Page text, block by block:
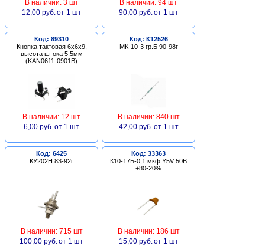
В наличии: 3 шт
12,00 руб. от 1 шт
В наличии: 94 шт
90,00 руб. от 1 шт
Код: 89310
Кнопка тактовая 6х6х9,
высота штока 5,5мм
(KAN0611-0901B)
В наличии: 12 шт
6,00 руб. от 1 шт
Код: К12526
МК-10-3 гр.Б 90-98г
В наличии: 840 шт
42,00 руб. от 1 шт
Код: 6425
КУ202Н 83-92г
В наличии: 715 шт
100,00 руб. от 1 шт
Код: 33363
К10-17Б-0,1 мкф Y5V 50В
+80-20%
В наличии: 186 шт
15,00 руб. от 1 шт